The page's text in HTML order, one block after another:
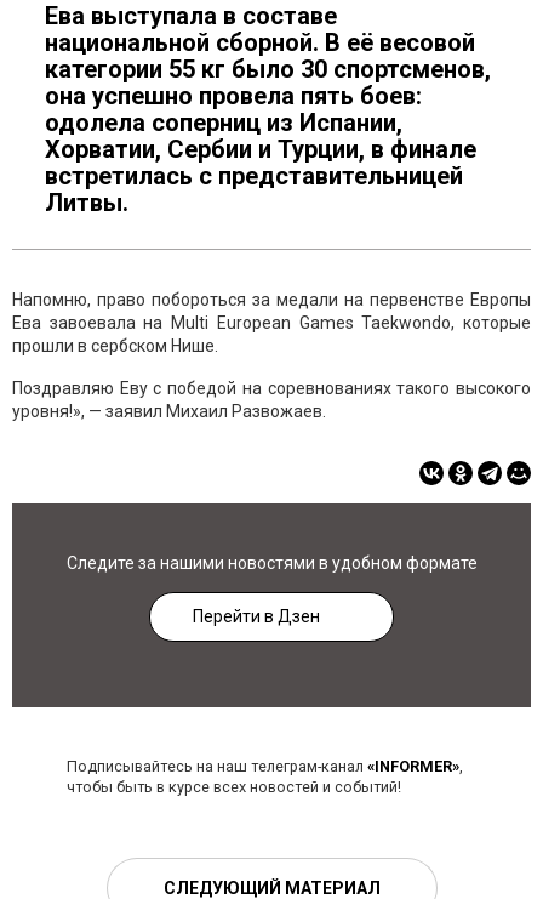
Ева выступала в составе
национальной сборной. В её весовой
категории 55 кг было 30 спортсменов,
она успешно провела пять боев:
одолела соперниц из Испании,
Хорватии, Сербии и Турции, в финале
встретилась с представительницей
Литвы.
Напомню, право побороться за медали на первенстве Европы
Ева завоевала на Multi European Games Taekwondo, которые
прошли в сербском Нише.
Поздравляю Еву с победой на соревнованиях такого высокого
уровня!», — заявил Михаил Развожаев.
Следите за нашими новостями в удобном формате
Перейти в Дзен
Подписывайтесь на наш телеграм-канал «INFORMER»,
чтобы быть в курсе всех новостей и событий!
СЛЕДУЮЩИЙ МАТЕРИАЛ